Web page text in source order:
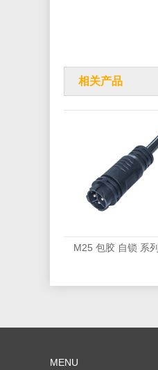
相关产品
M25 包胶 自锁 系列 02
MENU